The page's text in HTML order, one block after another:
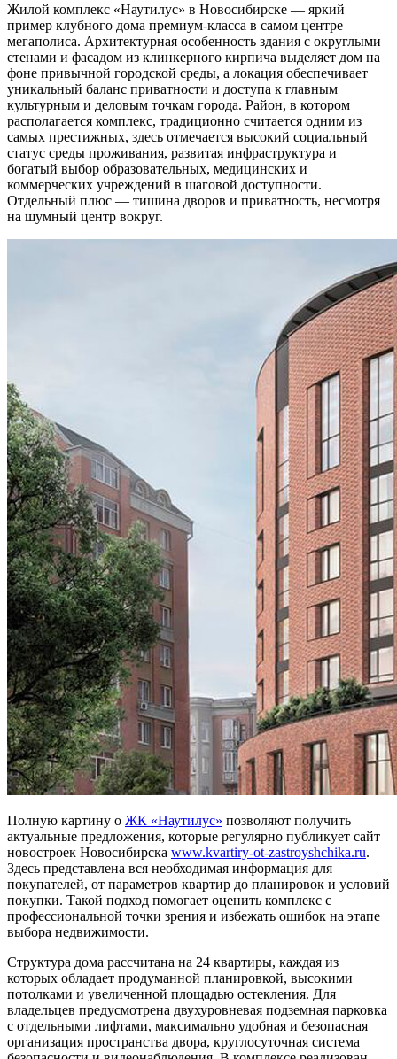
Жилой комплекс «Наутилус» в Новосибирске — яркий
пример клубного дома премиум-класса в самом центре
мегаполиса. Архитектурная особенность здания с округлыми
стенами и фасадом из клинкерного кирпича выделяет дом на
фоне привычной городской среды, а локация обеспечивает
уникальный баланс приватности и доступа к главным
культурным и деловым точкам города. Район, в котором
располагается комплекс, традиционно считается одним из
самых престижных, здесь отмечается высокий социальный
статус среды проживания, развитая инфраструктура и
богатый выбор образовательных, медицинских и
коммерческих учреждений в шаговой доступности.
Отдельный плюс — тишина дворов и приватность, несмотря
на шумный центр вокруг.
Полную картину о ЖК «Наутилус» позволяют получить
актуальные предложения, которые регулярно публикует сайт
новостроек Новосибирска www.kvartiry-ot-zastroyshchika.ru.
Здесь представлена вся необходимая информация для
покупателей, от параметров квартир до планировок и условий
покупки. Такой подход помогает оценить комплекс с
профессиональной точки зрения и избежать ошибок на этапе
выбора недвижимости.
Структура дома рассчитана на 24 квартиры, каждая из
которых обладает продуманной планировкой, высокими
потолками и увеличенной площадью остекления. Для
владельцев предусмотрена двухуровневая подземная парковка
с отдельными лифтами, максимально удобная и безопасная
организация пространства двора, круглосуточная система